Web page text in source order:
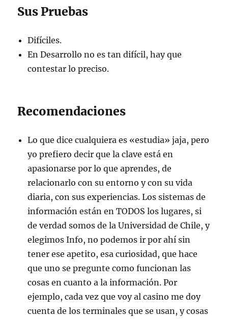
Sus Pruebas
Difíciles.
En Desarrollo no es tan difícil, hay que
contestar lo preciso.
Recomendaciones
Lo que dice cualquiera es «estudia» jaja, pero
yo prefiero decir que la clave está en
apasionarse por lo que aprendes, de
relacionarlo con su entorno y con su vida
diaria, con sus experiencias. Los sistemas de
información están en TODOS los lugares, si
de verdad somos de la Universidad de Chile, y
elegimos Info, no podemos ir por ahí sin
tener ese apetito, esa curiosidad, que hace
que uno se pregunte como funcionan las
cosas en cuanto a la información. Por
ejemplo, cada vez que voy al casino me doy
cuenta de los terminales que se usan, y cosas